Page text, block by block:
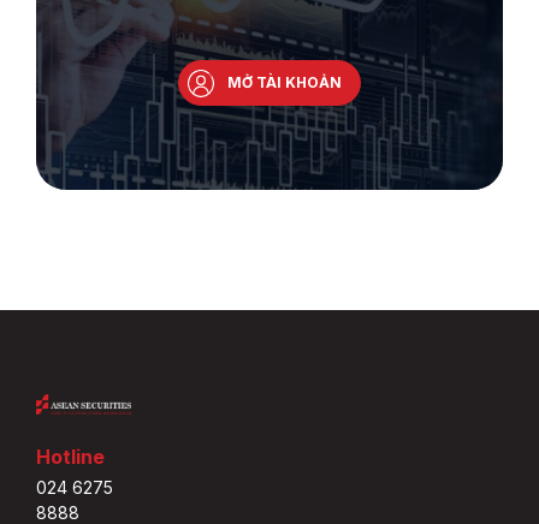
MỞ TÀI KHOẢN
Hotline
024 6275
8888